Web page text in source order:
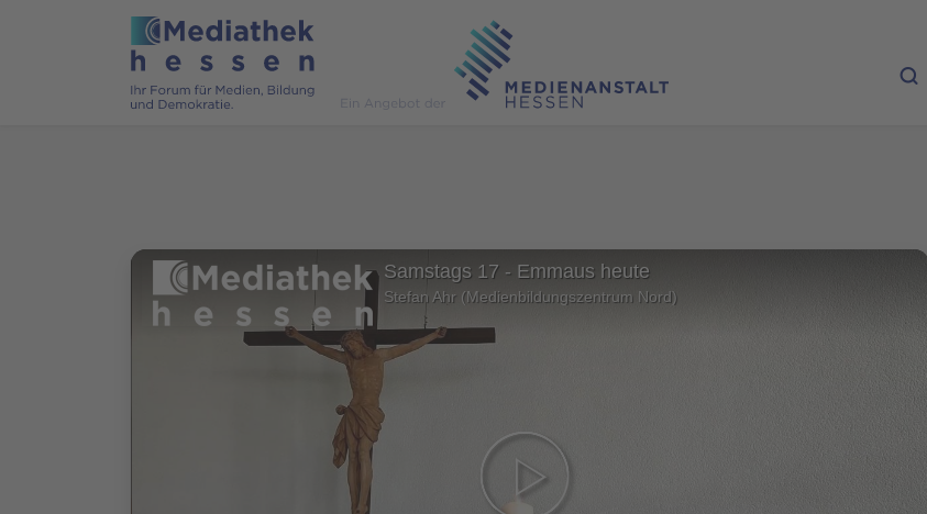
Samstags 17 - Emmaus heute
Stefan Ahr (Medienbildungszentrum Nord)